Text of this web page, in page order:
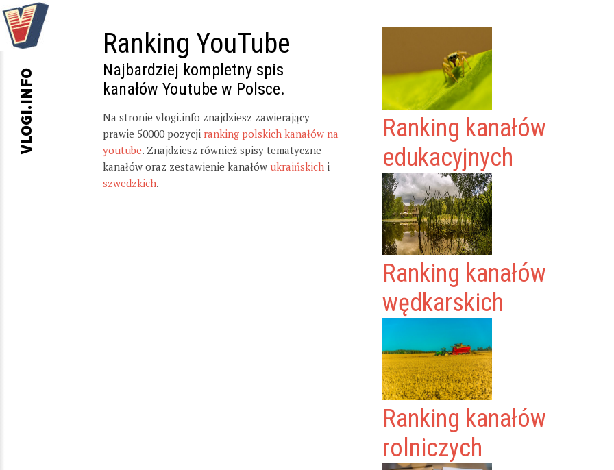
Ranking YouTube
Najbardziej kompletny spis
kanałów Youtube w Polsce.
Na stronie vlogi.info znajdziesz zawierający
prawie 50000 pozycji ranking polskich kanałów na
youtube. Znajdziesz również spisy tematyczne
kanałów oraz zestawienie kanałów ukraińskich i
szwedzkich.
Ranking kanałów
edukacyjnych
Ranking kanałów
wędkarskich
Ranking kanałów
rolniczych
VLOGI.INFO